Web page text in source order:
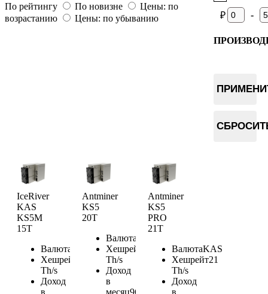
По рейтингу
По новизне
Цены: по
возрастанию
Цены: по убыванию ₽ -
Goldshell
IceRiver
KAS
KS5M
15T
Валюта
Хешрейт
Th/s
Доход
Antminer
KS5
20T
Валюта
Хешрейт
Th/s
Доход
в
Antminer
KS5
PRO
21T
ВалютаKAS
Хешрейт21
Th/s
Доход